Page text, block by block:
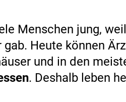
Menschen jung,
Heute können
und in den
. Deshalb leben